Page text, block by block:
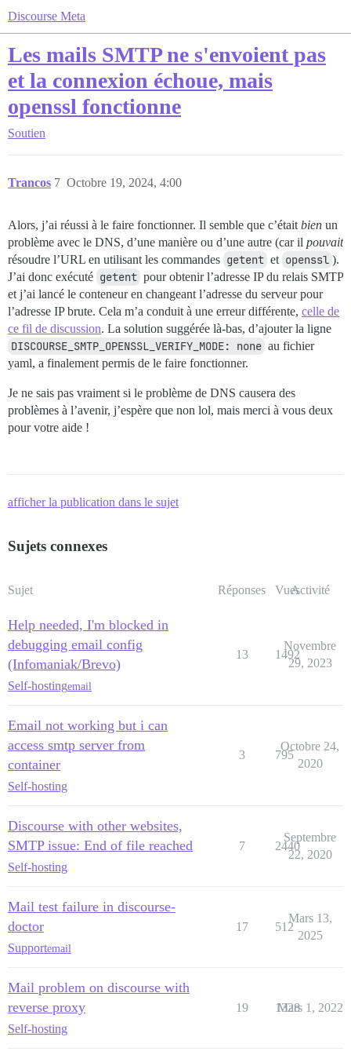
Discourse Meta
Les mails SMTP ne s'envoient pas
et la connexion échoue, mais
openssl fonctionne
Soutien
Trancos Octobre 19, 2024, 4:00
7
Alors, j’ai réussi à le faire fonctionner. Il semble que c’était bien un
problème avec le DNS, d’une manière ou d’une autre (car il pouvait
résoudre l’URL en utilisant les commandes getent et openssl ).
J’ai donc exécuté getent pour obtenir l’adresse IP du relais SMTP
et j’ai lancé le conteneur en changeant l’adresse du serveur pour
l’adresse IP brute. Cela m’a conduit à une erreur différente, celle de
ce fil de discussion. La solution suggérée là-bas, d’ajouter la ligne
DISCOURSE_SMTP_OPENSSL_VERIFY_MODE: none au fichier
yaml, a finalement permis de le faire fonctionner.
Je ne sais pas vraiment si le problème de DNS causera des
problèmes à l’avenir, j’espère que non lol, mais merci à vous deux
pour votre aide !
afficher la publication dans le sujet
Sujets connexes
Sujet Réponses VuesActivité
Help needed, I'm blocked in
debugging email config
(Infomaniak/Brevo)
Self-hostingemail
13 1492
Novembre
29, 2023
Email not working but i can
access smtp server from
container
Self-hosting
3 795
Octobre 24,
2020
Discourse with other websites,
SMTP issue: End of file reached
Self-hosting
7 2440
Septembre
22, 2020
Mail test failure in discourse-
doctor
Supportemail
17 512
Mars 13,
2025
Mail problem on discourse with
reverse proxy
Self-hosting
19 1328
Mars 1, 2022